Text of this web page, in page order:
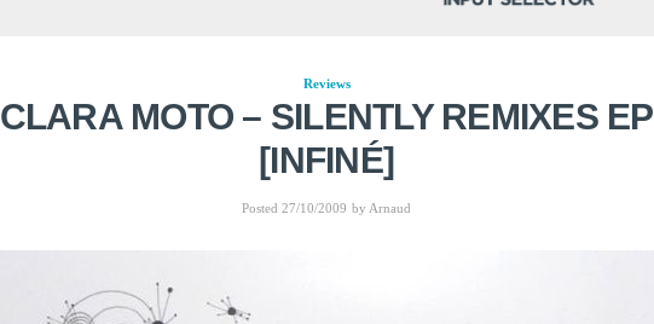
Reviews
CLARA MOTO – SILENTLY REMIXES EP
[INFINÉ]
Posted 27/10/2009 by Arnaud